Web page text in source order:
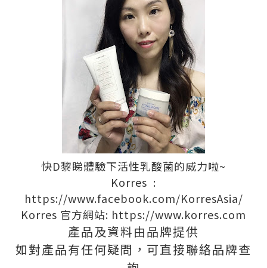
快D黎睇體驗下活性乳酸菌的威力啦~
Korres :
https://www.facebook.com/KorresAsia/
Korres 官方網站: https://www.korres.com
產品及資料由品牌提供
如對產品有任何疑問，可直接聯絡品牌查